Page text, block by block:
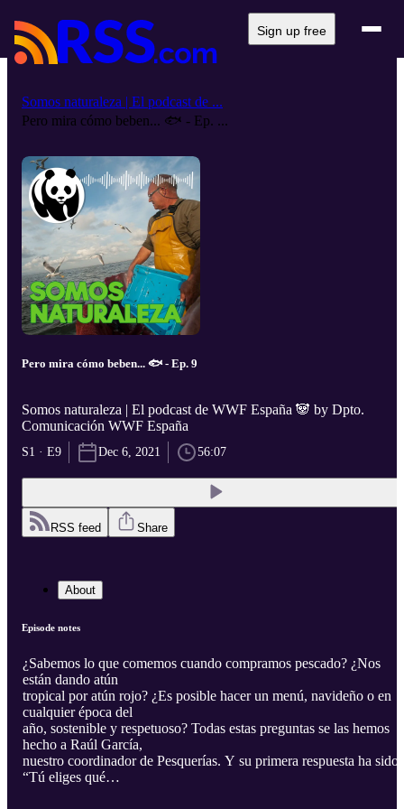
Sign up free
Somos naturaleza | El podcast de ...
Pero mira cómo beben... 🐟 - Ep. ...
Pero mira cómo beben... 🐟 - Ep. 9
Somos naturaleza | El podcast de WWF España 🐼 by Dpto.
Comunicación WWF España
S1 · E9 Dec 6, 2021 56:07
RSS feed Share
About
Episode notes
¿Sabemos lo que comemos cuando compramos pescado? ¿Nos
están dando atún
tropical por atún rojo? ¿Es posible hacer un menú, navideño o en
cualquier época del
año, sostenible y respetuoso? Todas estas preguntas se las hemos
hecho a Raúl García,
nuestro coordinador de Pesquerías. Y su primera respuesta ha sido
“Tú eliges qué